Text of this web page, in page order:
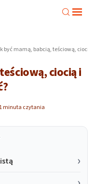
być mamą, babcią, teściową, ciocią
ciocią i
minuta czytania